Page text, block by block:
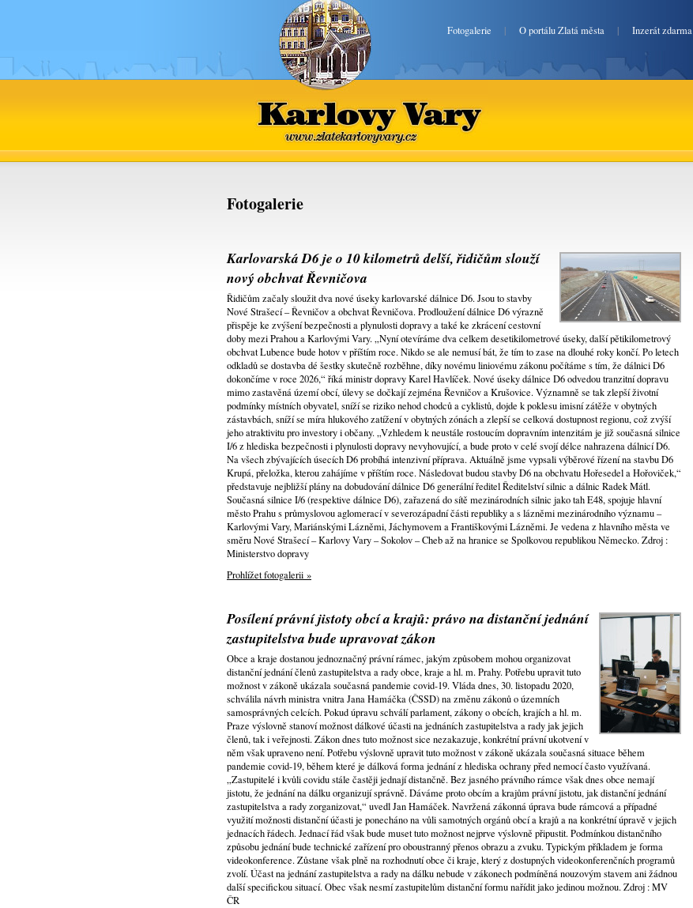
Fotogalerie | O portálu Zlatá města | Inzerát zdarma
Karlovy Vary
www.zlatekarlovyvary.cz
Fotogalerie
Karlovarská D6 je o 10 kilometrů delší, řidičům slouží
nový obchvat Řevničova
Řidičům začaly sloužit dva nové úseky karlovarské dálnice D6. Jsou to stavby
Nové Strašecí – Řevničov a obchvat Řevničova. Prodloužení dálnice D6 výrazně
přispěje ke zvýšení bezpečnosti a plynulosti dopravy a také ke zkrácení cestovní
doby mezi Prahou a Karlovými Vary. „Nyní otevíráme dva celkem desetikilometrové úseky, další pětikilometrový
obchvat Lubence bude hotov v příštím roce. Nikdo se ale nemusí bát, že tím to zase na dlouhé roky končí. Po letech
odkladů se dostavba dé šestky skutečně rozběhne, díky novému liniovému zákonu počítáme s tím, že dálnici D6
dokončíme v roce 2026,“ říká ministr dopravy Karel Havlíček. Nové úseky dálnice D6 odvedou tranzitní dopravu
mimo zastavěná území obcí, úlevy se dočkají zejména Řevničov a Krušovice. Významně se tak zlepší životní
podmínky místních obyvatel, sníží se riziko nehod chodců a cyklistů, dojde k poklesu imisní zátěže v obytných
zástavbách, sníží se míra hlukového zatížení v obytných zónách a zlepší se celková dostupnost regionu, což zvýší
jeho atraktivitu pro investory i občany. „Vzhledem k neustále rostoucím dopravním intenzitám je již současná silnice
I/6 z hlediska bezpečnosti i plynulosti dopravy nevyhovující, a bude proto v celé svojí délce nahrazena dálnicí D6.
Na všech zbývajících úsecích D6 probíhá intenzivní příprava. Aktuálně jsme vypsali výběrové řízení na stavbu D6
Krupá, přeložka, kterou zahájíme v příštím roce. Následovat budou stavby D6 na obchvatu Hořesedel a Hořoviček,“
představuje nejbližší plány na dobudování dálnice D6 generální ředitel Ředitelství silnic a dálnic Radek Mátl.
Současná silnice I/6 (respektive dálnice D6), zařazená do sítě mezinárodních silnic jako tah E48, spojuje hlavní
město Prahu s průmyslovou aglomerací v severozápadní části republiky a s lázněmi mezinárodního významu –
Karlovými Vary, Mariánskými Lázněmi, Jáchymovem a Františkovými Lázněmi. Je vedena z hlavního města ve
směru Nové Strašecí – Karlovy Vary – Sokolov – Cheb až na hranice se Spolkovou republikou Německo. Zdroj :
Ministerstvo dopravy
Prohlížet fotogalerii »
Posílení právní jistoty obcí a krajů: právo na distanční jednání
zastupitelstva bude upravovat zákon
Obce a kraje dostanou jednoznačný právní rámec, jakým způsobem mohou organizovat
distanční jednání členů zastupitelstva a rady obce, kraje a hl. m. Prahy. Potřebu upravit tuto
možnost v zákoně ukázala současná pandemie covid-19. Vláda dnes, 30. listopadu 2020,
schválila návrh ministra vnitra Jana Hamáčka (ČSSD) na změnu zákonů o územních
samosprávných celcích. Pokud úpravu schválí parlament, zákony o obcích, krajích a hl. m.
Praze výslovně stanoví možnost dálkové účasti na jednáních zastupitelstva a rady jak jejich
členů, tak i veřejnosti. Zákon dnes tuto možnost sice nezakazuje, konkrétní právní ukotvení v
něm však upraveno není. Potřebu výslovně upravit tuto možnost v zákoně ukázala současná situace během
pandemie covid-19, během které je dálková forma jednání z hlediska ochrany před nemocí často využívaná.
„Zastupitelé i kvůli covidu stále častěji jednají distančně. Bez jasného právního rámce však dnes obce nemají
jistotu, že jednání na dálku organizují správně. Dáváme proto obcím a krajům právní jistotu, jak distanční jednání
zastupitelstva a rady zorganizovat,“ uvedl Jan Hamáček. Navržená zákonná úprava bude rámcová a případné
využití možnosti distanční účasti je ponecháno na vůli samotných orgánů obcí a krajů a na konkrétní úpravě v jejich
jednacích řádech. Jednací řád však bude muset tuto možnost nejprve výslovně připustit. Podmínkou distančního
způsobu jednání bude technické zařízení pro oboustranný přenos obrazu a zvuku. Typickým příkladem je forma
videokonference. Zůstane však plně na rozhodnutí obce či kraje, který z dostupných videokonferenčních programů
zvolí. Účast na jednání zastupitelstva a rady na dálku nebude v zákonech podmíněná nouzovým stavem ani žádnou
další specifickou situací. Obec však nesmí zastupitelům distanční formu nařídit jako jedinou možnou. Zdroj : MV
ČR